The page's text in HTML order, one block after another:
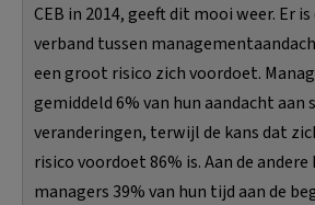
CEB in 2014, geeft dit mooi weer. Er
verband tussen
een groot risico zich voordoet.
gemiddeld 6% van hun aandacht aan
veranderingen, terwijl de kans dat
risico voordoet 86% is. Aan de
managers 39% van hun tijd aan de